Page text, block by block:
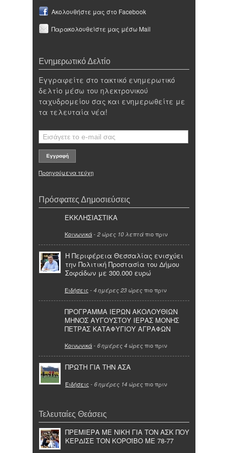
Ακολουθήστε μας στο Facebook
Παρακολουθείστε μας μέσω Mail
Ενημερωτικό Δελτίο
Εγγραφείτε στο τακτικό ενημερωτικό
δελτίο μέσω του ηλεκτρονικού
ταχυδρομείου σας και ενημερωθείτε με
τα τελευταία νέα!
Προηγούμενα τεύχη
Πρόσφατες Δημοσιεύσεις
ΕΚΚΛΗΣΙΑΣΤΙΚΑ
Κοινωνικά- 2 ώρες 10 λεπτά πιο πριν
Η Περιφέρεια Θεσσαλίας ενισχύει
την Πολιτική Προστασία του Δήμου
Σοφάδων με 300.000 ευρώ
Ειδήσεις - 4 ημέρες 23 ώρες πιο πριν
ΠΡΟΓΡΑΜΜΑ ΙΕΡΩΝ ΑΚΟΛΟΥΘΙΩΝ
ΜΗΝΟΣ ΑΥΓΟΥΣΤΟΥ ΙΕΡΑΣ ΜΟΝΗΣ
ΠΕΤΡΑΣ ΚΑΤΑΦΥΓΙΟΥ ΑΓΡΑΦΩΝ
Κοινωνικά- 6 ημέρες 4 ώρες πιο πριν
ΠΡΩΤΗ ΓΙΑ ΤΗΝ ΑΣΑ
Ειδήσεις - 6 ημέρες 14 ώρες πιο πριν
Τελευταίες Θεάσεις
ΠΡΕΜΙΕΡΑ ΜΕ ΝΙΚΗ ΓΙΑ ΤΟΝ ΑΣΚ ΠΟΥ
ΚΕΡΔΙΣΕ ΤΟΝ ΚΟΡΟΪΒΟ ΜΕ 78-77